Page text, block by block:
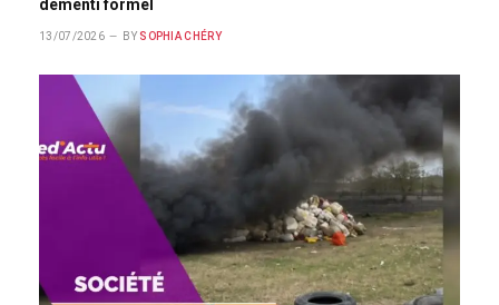
démenti formel
13/07/2026 BY SOPHIA CHÉRY